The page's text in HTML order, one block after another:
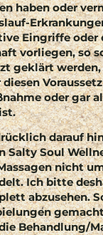
haben oder
Eingriffe oder
vorliegen, so
geklärt werden,
oder gar
darauf
Salty Soul
nicht
Ich bitte
abzusehen.
Behandlung/